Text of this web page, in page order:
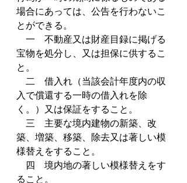
場合にあっては、公告を行わないこ
とができる。
一　不動産又は財産目録に掲げる
宝物を処分し、又は担保に供するこ
と。
二　借入れ（当該会計年度内の収
入で償還する一時の借入れを除
く。）又は保証をすること。
三　主要な境内建物の新築、改
築、増築、移築、除去又は著しい模
様替えをすること。
四　境内地の著しい模様替えをす
ること。